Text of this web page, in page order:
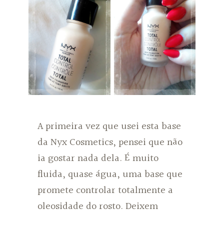
A primeira vez que usei esta base
da Nyx Cosmetics, pensei que não
ia gostar nada dela. É muito
fluida, quase água, uma base que
promete controlar totalmente a
oleosidade do rosto. Deixem